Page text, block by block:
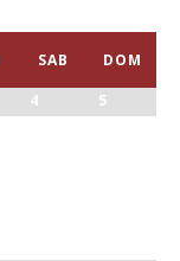
SAB
DOM
4 5